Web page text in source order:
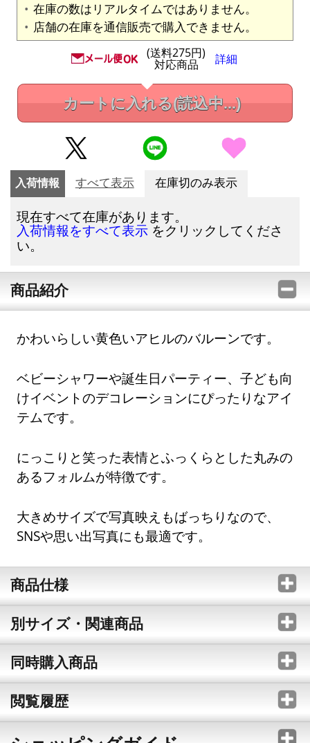
在庫の数はリアルタイムではありません。
店舗の在庫を通信販売で購入できません。
(送料275円)
対応商品 詳細
カートに入れる(読込中...)
入荷情報 すべて表示 在庫切のみ表示
現在すべて在庫があります。
入荷情報をすべて表示 をクリックしてくださ
い。
商品紹介
かわいらしい黄色いアヒルのバルーンです。
ベビーシャワーや誕生日パーティー、子ども向
けイベントのデコレーションにぴったりなアイ
テムです。
にっこりと笑った表情とふっくらとした丸みの
あるフォルムが特徴です。
大きめサイズで写真映えもばっちりなので、
SNSや思い出写真にも最適です。
商品仕様
別サイズ・関連商品
同時購入商品
閲覧履歴